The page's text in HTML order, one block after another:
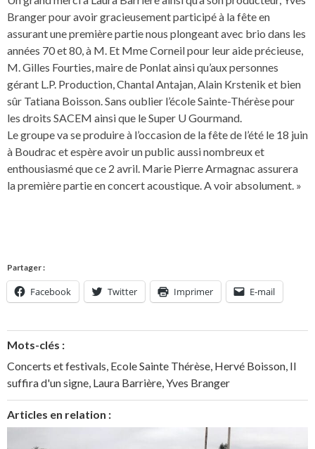
Branger pour avoir gracieusement participé à la fête en
assurant une première partie nous plongeant avec brio dans les
années 70 et 80, à M. Et Mme Corneil pour leur aide précieuse,
M. Gilles Fourties, maire de Ponlat ainsi qu’aux personnes
gérant L.P. Production, Chantal Antajan, Alain Krstenik et bien
sûr Tatiana Boisson. Sans oublier l’école Sainte-Thérèse pour
les droits SACEM ainsi que le Super U Gourmand.
Le groupe va se produire à l’occasion de la fête de l’été le 18 juin
à Boudrac et espère avoir un public aussi nombreux et
enthousiasmé que ce 2 avril. Marie Pierre Armagnac assurera
la première partie en concert acoustique. A voir absolument. »
Partager :
Facebook Twitter Imprimer E-mail
Mots-clés :
Concerts et festivals, Ecole Sainte Thérèse, Hervé Boisson, Il
suffira d'un signe, Laura Barrière,Yves Branger
Articles en relation :